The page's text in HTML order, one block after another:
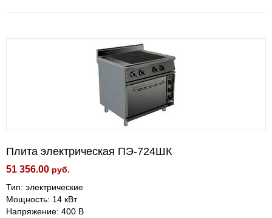
Плита электрическая ПЭ-724ШК
51 356.00 руб.
Тип: электрические
Мощность: 14 кВт
Напряжение: 400 В